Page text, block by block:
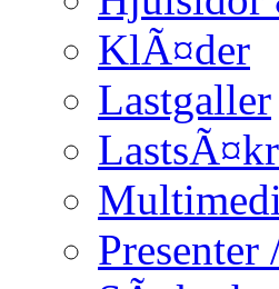
KlÃ¤der
Lastgaller
Presenter